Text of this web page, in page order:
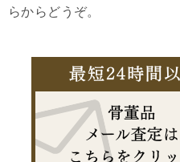
らからどうぞ。